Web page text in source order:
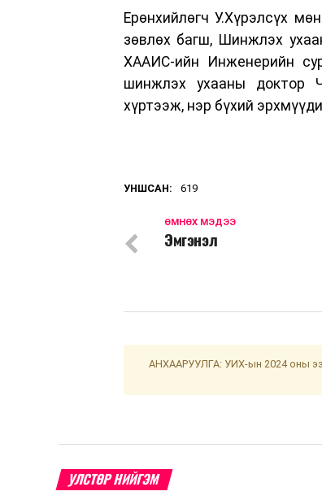
Ерөнхийлөгч У.Хүрэлсүх
зөвлөх багш, Шинжлэх
ХААИС-ийн Инженерийн
шинжлэх ухааны доктор
хүртээж, нэр бүхий
УНШСАН: 619
ӨМНӨХ МЭДЭЭ
Эмгэнэл
АНХААРУУЛГА: УИХ-ын 2024 оны
УЛСТӨР НИЙГЭМ